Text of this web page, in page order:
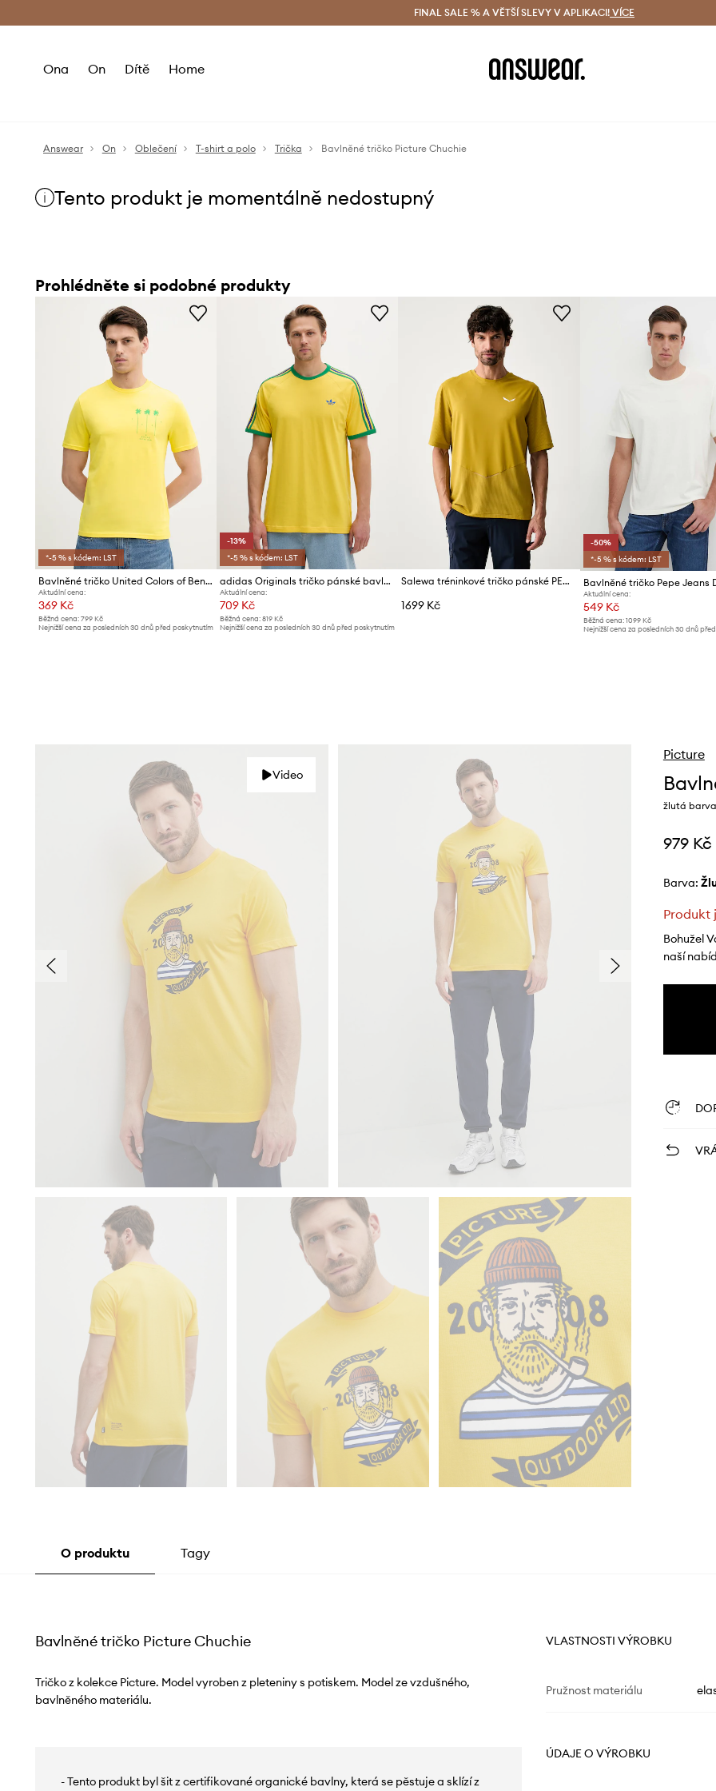
Doručení a vrácení zdarma (od 1800 Kč) Doručení i do 24 h
FINAL SALE % A VĚTŠÍ SLEVY V APLIKACI! VÍCE
Ona On Dítě Home
Answear On Oblečení T-shirt a polo Trička Bavlněné tričko Picture Chuchie
Tento produkt je momentálně nedostupný
Prohlédněte si podobné produkty
*-5 % s kódem: LST
Bavlněné tričko United Colors of Benetton
Aktuální cena:
369 Kč
Běžná cena: 799 Kč
Nejnižší cena za posledních 30 dnů před poskytnutím
-13%
*-5 % s kódem: LST
adidas Originals tričko pánské bavlněné
Aktuální cena:
709 Kč
Běžná cena:819 Kč
Nejnižší cena za posledních 30 dnů před poskytnutím
Salewa tréninkové tričko pánské PEDROC
1699 Kč
-50%
*-5 % s kódem: LST
Aktuální cena:
549 Kč
Běžná cena: 1099 Kč
Nejnižší cena za posledních 30 dnů
Video
Picture
žlutá
979 Kč
Barva:
Produkt
Bohužel
naší
O produktu Tagy
Bavlněné tričko Picture Chuchie
Tričko z kolekce Picture. Model vyroben z pleteniny s potiskem. Model ze vzdušného, ​​
bavlněného materiálu.
- Tento produkt byl šit z certifikované organické bavlny, která se pěstuje a sklízí z
VLASTNOSTI VÝROBKU
Pružnost materiálu
ÚDAJE O VÝROBKU